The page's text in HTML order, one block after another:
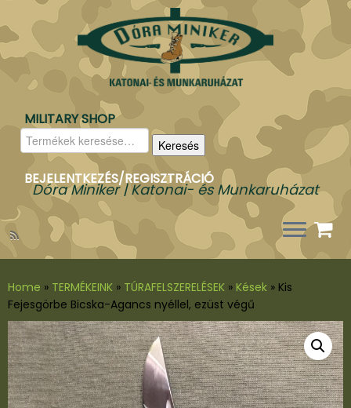
MILITARY SHOP
Keresés
a
következőre:
Keresés
BEJELENTKEZÉS/REGISZTRÁCIÓ
Dóra Miniker | Katonai- és Munkaruházat
Home » TERMÉKEINK » TÚRAFELSZERELÉSEK » Kések » Kis
Fejesgörbe Bicska-Agancs nyéllel, ezüst végű